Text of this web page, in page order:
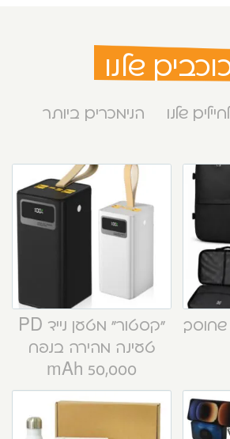
שלנו
לחיילים שלנו הנימכרים ביותר
שחוסך
“קסטור” מטען נייד PD
טעינה מהירה בנפח
50,000 mAh